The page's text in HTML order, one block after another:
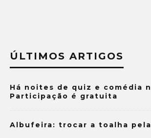
ÚLTIMOS ARTIGOS
Há noites de quiz e comédia
Participação é gratuita
Albufeira: trocar a toalha